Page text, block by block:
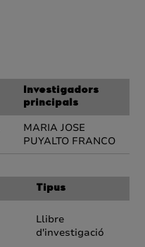
Investigadors
principals
MARIA JOSE
PUYALTO FRANCO
Tipus
Llibre
d'investigació